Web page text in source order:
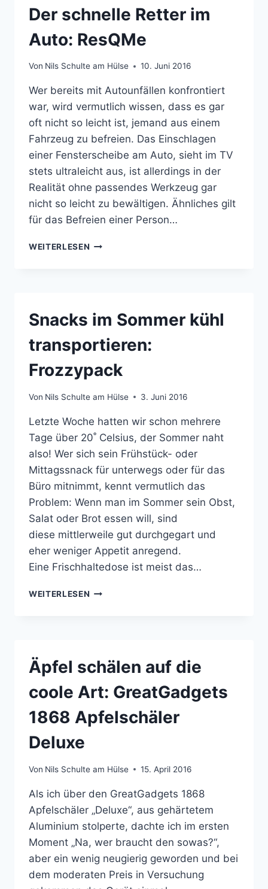
SOLARLADEGERÄT:
NUTZEN
Der schnelle Retter im
Auto: ResQMe
Von Nils Schulte am Hülse 10. Juni 2016
Wer bereits mit Autounfällen konfrontiert
war, wird vermutlich wissen, dass es gar
oft nicht so leicht ist, jemand aus einem
Fahrzeug zu befreien. Das Einschlagen
einer Fensterscheibe am Auto, sieht im TV
stets ultraleicht aus, ist allerdings in der
Realität ohne passendes Werkzeug gar
nicht so leicht zu bewältigen. Ähnliches gilt
für das Befreien einer Person…
WEITERLESEN DER
Snacks im Sommer kühl
transportieren:
Frozzypack
Von Nils Schulte am Hülse 3. Juni 2016
Letzte Woche hatten wir schon mehrere
Tage über 20˚ Celsius, der Sommer naht
also! Wer sich sein Frühstück- oder
Mittagssnack für unterwegs oder für das
Büro mitnimmt, kennt vermutlich das
Problem: Wenn man im Sommer sein Obst,
Salat oder Brot essen will, sind
diese mittlerweile gut durchgegart und
eher weniger Appetit anregend.
Eine Frischhaltedose ist meist das…
WEITERLESEN SNACKS
Äpfel schälen auf die
coole Art: GreatGadgets
1868 Apfelschäler
Deluxe
Von Nils Schulte am Hülse 15. April 2016
Als ich über den GreatGadgets 1868
Apfelschäler „Deluxe“, aus gehärtetem
Aluminium stolperte, dachte ich im ersten
Moment „Na, wer braucht den sowas?“,
aber ein wenig neugierig geworden und bei
dem moderaten Preis in Versuchung